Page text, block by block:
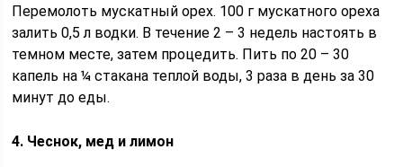
Перемолоть мускатный орех. 100 г мускатного ореха
залить 0,5 л водки. В течение 2 – 3 недель настоять в
темном месте, затем процедить. Пить по 20 – 30
капель на ¼ стакана теплой воды, 3 раза в день за 30
минут до еды.
4. Чеснок, мед и лимон